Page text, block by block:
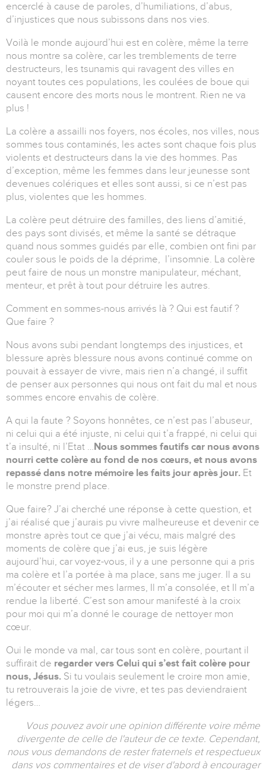
encerclé à cause de paroles, d’humiliations, d’abus,
d’injustices que nous subissons dans nos vies.
Voilà le monde aujourd’hui est en colère, même la terre
nous montre sa colère, car les tremblements de terre
destructeurs, les tsunamis qui ravagent des villes en
noyant toutes ces populations, les coulées de boue qui
causent encore des morts nous le montrent. Rien ne va
plus !
La colère a assailli nos foyers, nos écoles, nos villes, nous
sommes tous contaminés, les actes sont chaque fois plus
violents et destructeurs dans la vie des hommes. Pas
d’exception, même les femmes dans leur jeunesse sont
devenues colériques et elles sont aussi, si ce n’est pas
plus, violentes que les hommes.
La colère peut détruire des familles, des liens d’amitié,
des pays sont divisés, et même la santé se détraque
quand nous sommes guidés par elle, combien ont fini par
couler sous le poids de la déprime, l’insomnie. La colère
peut faire de nous un monstre manipulateur, méchant,
menteur, et prêt à tout pour détruire les autres.
Comment en sommes-nous arrivés là ? Qui est fautif ?
Que faire ?
Nous avons subi pendant longtemps des injustices, et
blessure après blessure nous avons continué comme on
pouvait à essayer de vivre, mais rien n’a changé, il suffit
de penser aux personnes qui nous ont fait du mal et nous
sommes encore envahis de colère.
A qui la faute ? Soyons honnêtes, ce n’est pas l’abuseur,
ni celui qui a été injuste, ni celui qui t’a frappé, ni celui qui
t’a insulté, ni l’Etat … Nous sommes fautifs car nous avons
nourri cette colère au fond de nos cœurs, et nous avons
repassé dans notre mémoire les faits jour après jour. Et
le monstre prend place.
Que faire? J’ai cherché une réponse à cette question, et
j’ai réalisé que j’aurais pu vivre malheureuse et devenir ce
monstre après tout ce que j’ai vécu, mais malgré des
moments de colère que j’ai eus, je suis légère
aujourd’hui, car voyez-vous, il y a une personne qui a pris
ma colère et l’a portée à ma place, sans me juger. Il a su
m’écouter et sécher mes larmes, Il m’a consolée, et Il m’a
rendue la liberté. C’est son amour manifesté à la croix
pour moi qui m’a donné le courage de nettoyer mon
cœur.
Oui le monde va mal, car tous sont en colère, pourtant il
suffirait de regarder vers Celui qui s’est fait colère pour
nous, Jésus. Si tu voulais seulement le croire mon amie,
tu retrouverais la joie de vivre, et tes pas deviendraient
légers…
Vous pouvez avoir une opinion différente voire même
divergente de celle de l'auteur de ce texte. Cependant,
nous vous demandons de rester fraternels et respectueux
dans vos commentaires et de viser d'abord à encourager